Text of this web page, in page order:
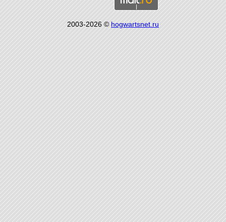
2003-2026 ©hogwartsnet.ru